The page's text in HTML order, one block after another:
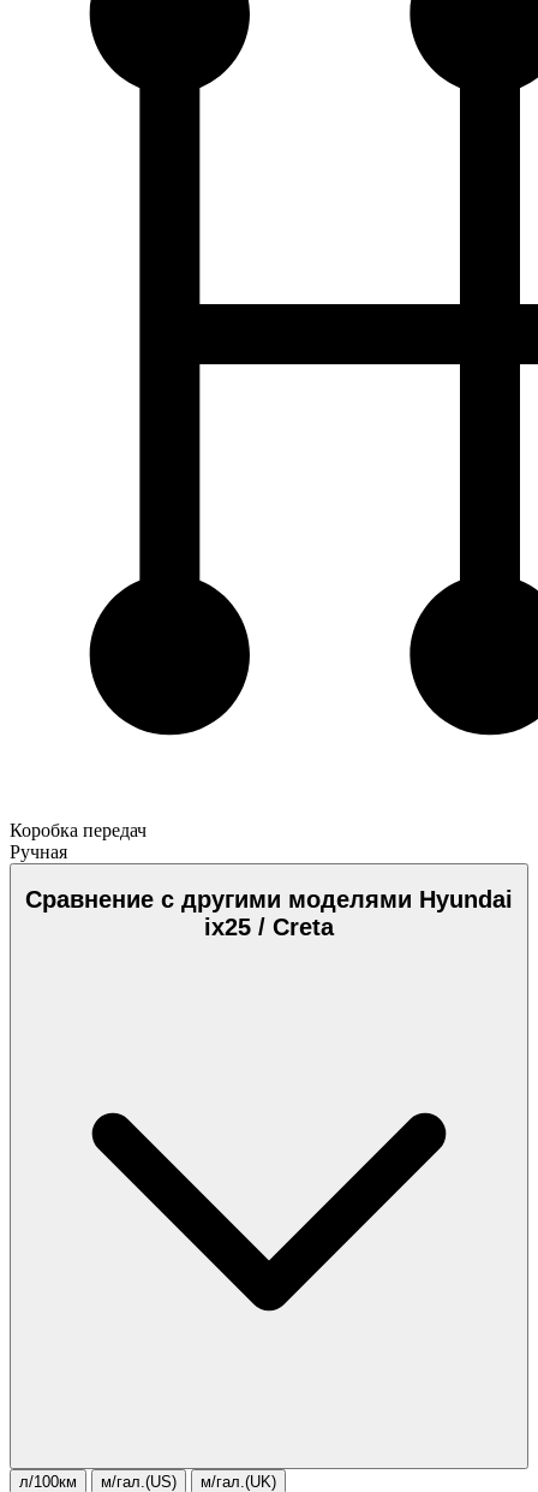
Коробка передач
Ручная
Сравнение с другими моделями Hyundai
ix25 / Creta
л/100км м/гал.(US) м/гал.(UK)